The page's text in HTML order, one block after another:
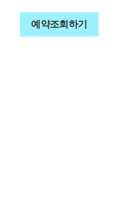
예약조회하기